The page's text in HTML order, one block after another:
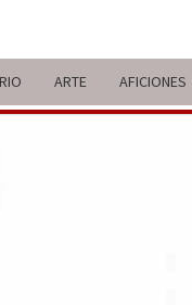
ARTE AFICIONES